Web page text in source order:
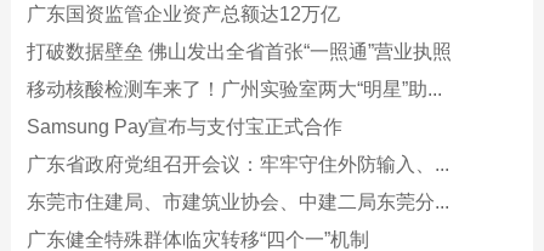
广东国资监管企业资产总额达12万亿
打破数据壁垒 佛山发出全省首张“一照通”营业执照
移动核酸检测车来了！广州实验室两大“明星”助...
Samsung Pay宣布与支付宝正式合作
广东省政府党组召开会议：牢牢守住外防输入、...
东莞市住建局、市建筑业协会、中建二局东莞分...
广东健全特殊群体临灾转移“四个一”机制